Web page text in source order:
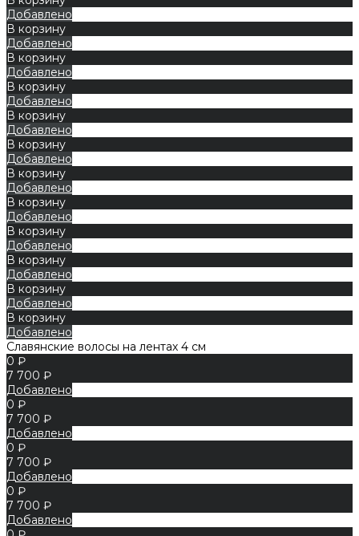
Добавлено
В корзину
Добавлено
В корзину
Добавлено
В корзину
Добавлено
В корзину
Добавлено
В корзину
Добавлено
В корзину
Добавлено
В корзину
Добавлено
В корзину
Добавлено
В корзину
Добавлено
В корзину
Добавлено
В корзину
Добавлено
Славянские волосы на лентах 4 см
0 ₽
7 700 ₽
Добавлено
0 ₽
7 700 ₽
Добавлено
0 ₽
7 700 ₽
Добавлено
0 ₽
7 700 ₽
Добавлено